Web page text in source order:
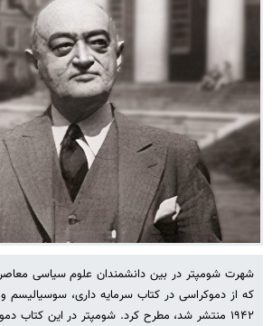
شهرت شومپتر در بین دانشمندان علوم سیاسی
که از دموکراسی در کتاب سرمایه داری،
۱۹۴۲ منتشر شد، مطرح کرد. شومپتر در این کتاب